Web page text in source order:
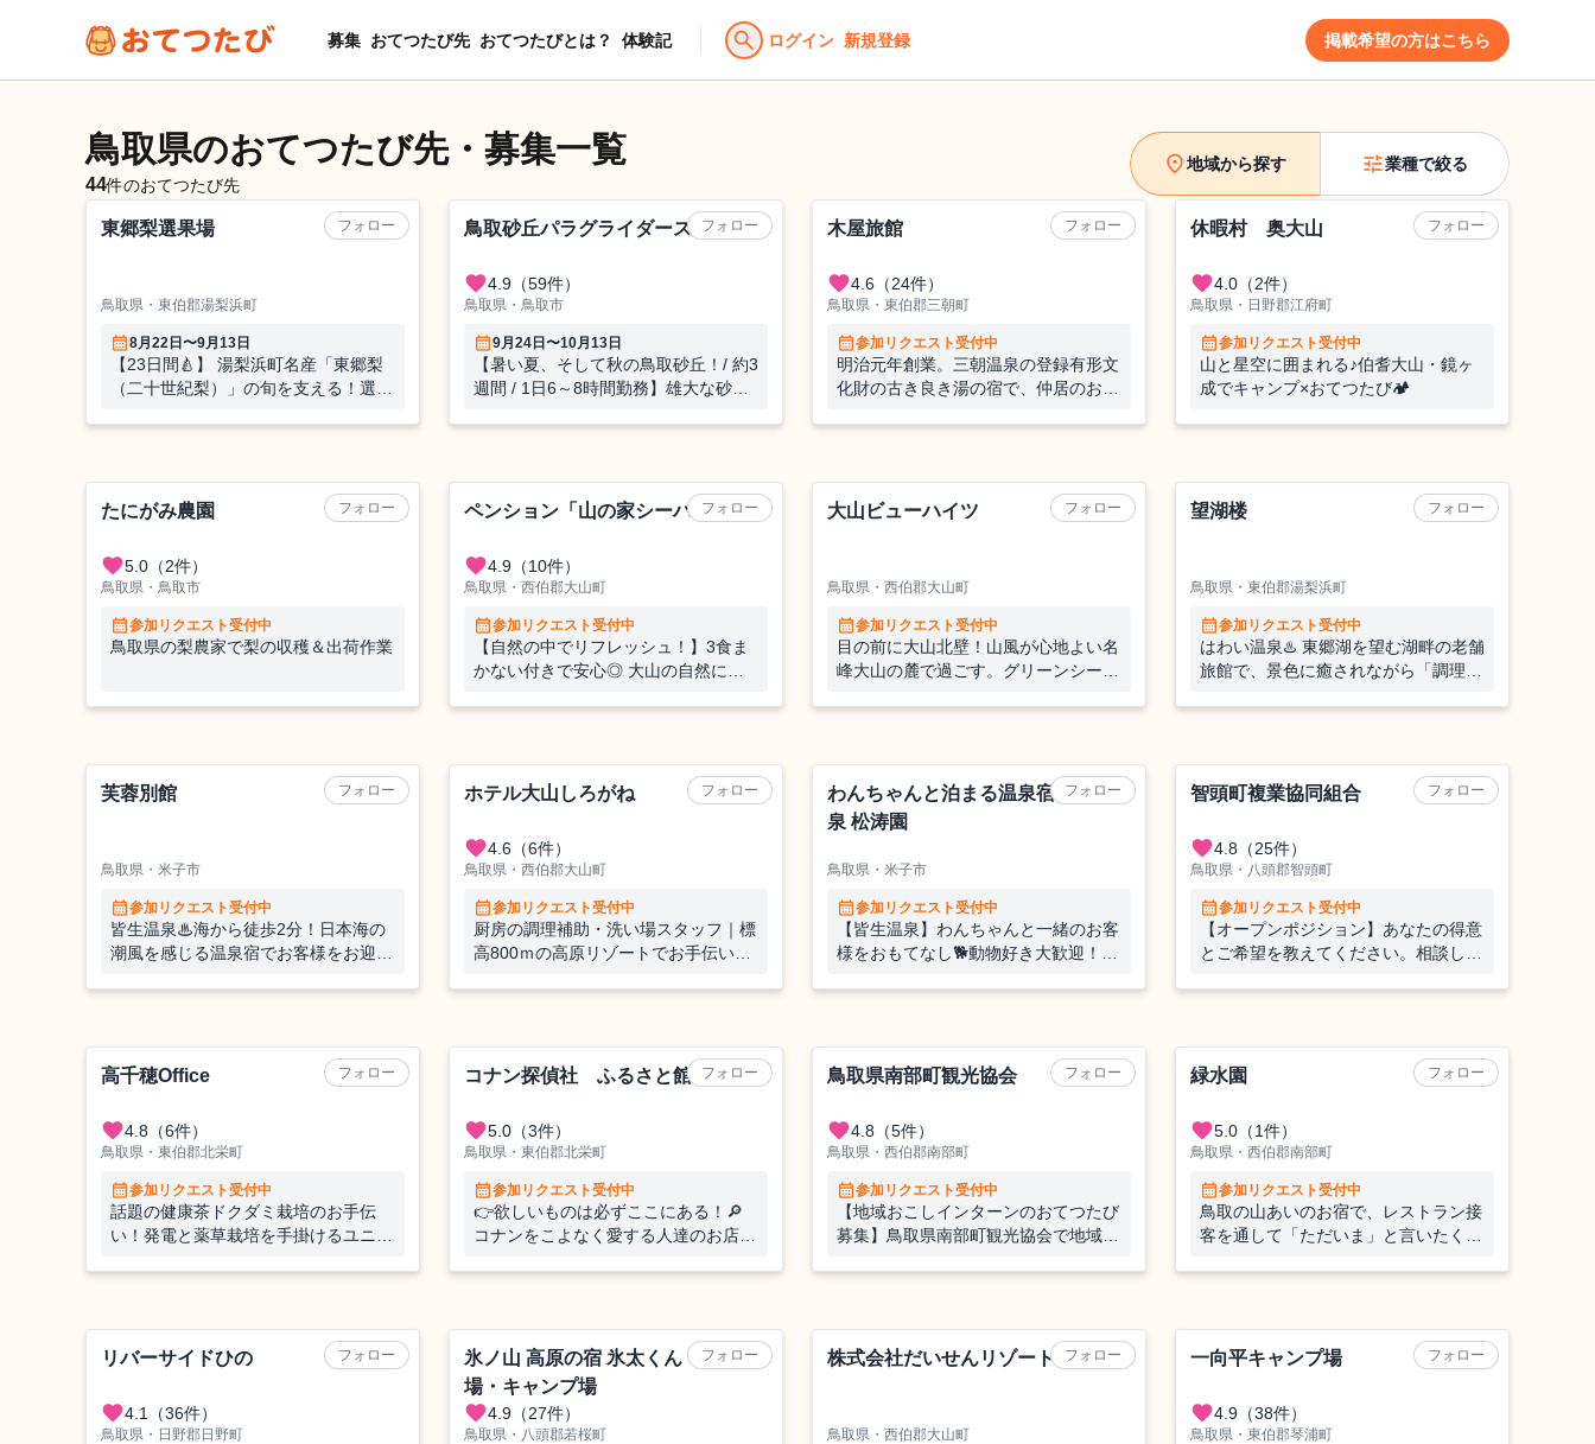
募集 おてつたび先 おてつたびとは？ 体験記 search ログイン 新規登録 掲載希望の方はこちら
鳥取県のおてつたび先・募集一覧
44件のおてつたび先
location_on地域から探す tune業種で絞る
フォロー
農業（果樹）
東郷梨選果場
鳥取県・東伯郡湯梨浜町
calendar_month8月22日〜9月13日
【23日間🍐】 湯梨浜町名産「東郷梨
（二十世紀梨）」の旬を支える！選果
フォロー
鳥取砂丘パラグライダースクール
favorite4.9 （59件）
鳥取県・鳥取市
calendar_month9月24日〜10月13日
【暑い夏、そして秋の鳥取砂丘！/ 約3
週間 / 1日6～8時間勤務】雄大な砂の
フォロー
木屋旅館
favorite4.6 （24件）
鳥取県・東伯郡三朝町
calendar_month参加リクエスト受付中
明治元年創業。三朝温泉の登録有形文
化財の古き良き湯の宿で、仲居のおて
フォロー
休暇村 奥大山
favorite4.0 （2件）
鳥取県・日野郡江府町
calendar_month参加リクエスト受付中
山と星空に囲まれる♪伯耆大山・鏡ヶ
成でキャンプ×おてつたび🏕️
フォロー
たにがみ農園
favorite5.0 （2件）
鳥取県・鳥取市
calendar_month参加リクエスト受付中
鳥取県の梨農家で梨の収穫＆出荷作業
フォロー
ペンション「山の家シーハイル」
favorite4.9 （10件）
鳥取県・西伯郡大山町
calendar_month参加リクエスト受付中
【自然の中でリフレッシュ！】3食ま
かない付きで安心◎ 大山の自然に囲
募もOK！@鳥取県大山シーハイル
フォロー
大山ビューハイツ
鳥取県・西伯郡大山町
calendar_month参加リクエスト受付中
目の前に大山北壁！山風が心地よい名
峰大山の麓で過ごす。グリーンシーズ
フォロー
望湖楼
鳥取県・東伯郡湯梨浜町
calendar_month参加リクエスト受付中
はわい温泉♨️ 東郷湖を望む湖畔の老舗
旅館で、景色に癒されながら「調理補
フォロー
芙蓉別館
鳥取県・米子市
calendar_month参加リクエスト受付中
皆生温泉♨海から徒歩2分！日本海の
潮風を感じる温泉宿でお客様をお迎え
フォロー
ホテル大山しろがね
favorite4.6 （6件）
鳥取県・西伯郡大山町
calendar_month参加リクエスト受付中
厨房の調理補助・洗い場スタッフ｜標
高800ｍの高原リゾートでお手伝い⛰
フォロー
わんちゃんと泊まる温泉宿 皆生温
泉 松涛園
鳥取県・米子市
calendar_month参加リクエスト受付中
【皆生温泉】わんちゃんと一緒のお客
様をおもてなし🐕動物好き大歓迎！海
フォロー
智頭町複業協同組合
favorite4.8 （25件）
鳥取県・八頭郡智頭町
calendar_month参加リクエスト受付中
【オープンポジション】あなたの得意
とご希望を教えてください。相談しま
フォロー
高千穂Office
favorite4.8 （6件）
鳥取県・東伯郡北栄町
calendar_month参加リクエスト受付中
話題の健康茶ドクダミ栽培のお手伝
い！発電と薬草栽培を手掛けるユニー
フォロー
コナン探偵社 ふるさと館店
favorite5.0 （3件）
鳥取県・東伯郡北栄町
calendar_month参加リクエスト受付中
👉欲しいものは必ずここにある！🔎
コナンをこよなく愛する人達のお店
フォロー
鳥取県南部町観光協会
favorite4.8 （5件）
鳥取県・西伯郡南部町
calendar_month参加リクエスト受付中
【地域おこしインターンのおてつたび
募集】鳥取県南部町観光協会で地域課
あり！里山とふれあう貴重な体験
を！！【第4弾】
フォロー
緑水園
favorite5.0 （1件）
鳥取県・西伯郡南部町
calendar_month参加リクエスト受付中
鳥取の山あいのお宿で、レストラン接
客を通して「ただいま」と言いたくな
フォロー
リバーサイドひの
favorite4.1 （36件）
鳥取県・日野郡日野町
フォロー
氷ノ山 高原の宿 氷太くん・スキー
場・キャンプ場
favorite4.9 （27件）
鳥取県・八頭郡若桜町
フォロー
株式会社だいせんリゾート
鳥取県・西伯郡大山町
フォロー
一向平キャンプ場
favorite4.9 （38件）
鳥取県・東伯郡琴浦町